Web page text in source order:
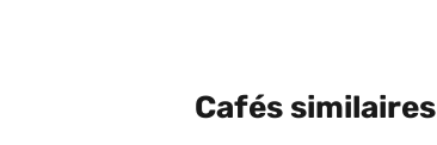
Cafés similaires